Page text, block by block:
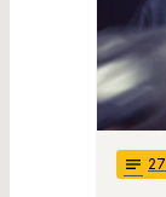
notes 27